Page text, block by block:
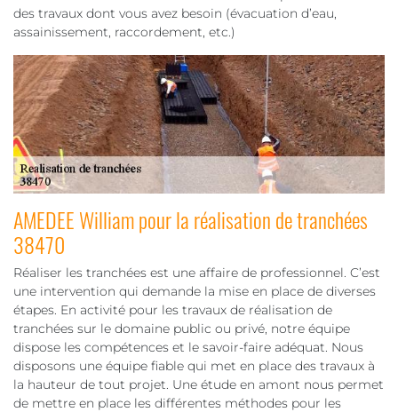
des travaux dont vous avez besoin (évacuation d’eau,
assainissement, raccordement, etc.)
AMEDEE William pour la réalisation de tranchées
38470
Réaliser les tranchées est une affaire de professionnel. C’est
une intervention qui demande la mise en place de diverses
étapes. En activité pour les travaux de réalisation de
tranchées sur le domaine public ou privé, notre équipe
dispose les compétences et le savoir-faire adéquat. Nous
disposons une équipe fiable qui met en place des travaux à
la hauteur de tout projet. Une étude en amont nous permet
de mettre en place les différentes méthodes pour les